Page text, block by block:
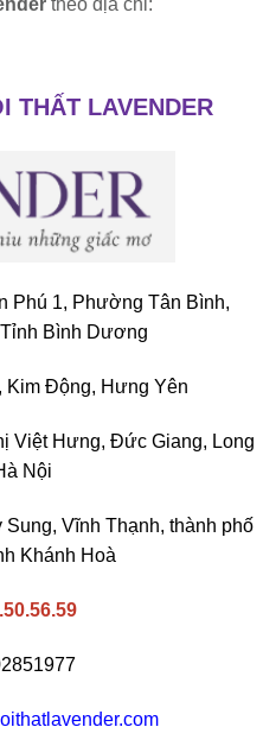
theo địa chỉ:
THẤT LAVENDER
Phú 1, Phường Tân Bình,
Bình Dương
Kim Động, Hưng Yên
Việt Hưng, Đức Giang, Long
Nội
Vĩnh Thạnh, thành phố
Khánh Hoà